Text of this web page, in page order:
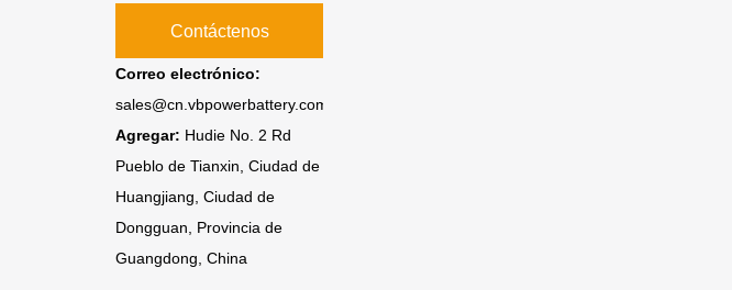
Contáctenos
Correo electrónico:
sales@cn.vbpowerbattery.com
Agregar: Hudie No. 2 Rd
Pueblo de Tianxin, Ciudad de
Huangjiang, Ciudad de
Dongguan, Provincia de
Guangdong, China